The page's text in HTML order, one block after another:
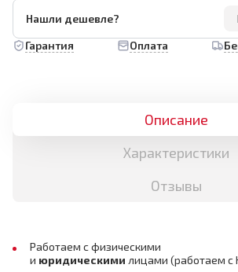
Нашли дешевле?
Гарантия
Оплата
Описание
Характеристики
Отзывы
Работаем с физическими
и юридическими лицами (работаем